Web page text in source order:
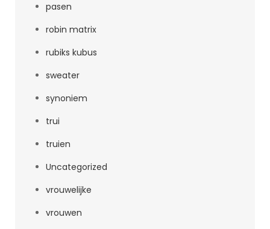
pasen
robin matrix
rubiks kubus
sweater
synoniem
trui
truien
Uncategorized
vrouwelijke
vrouwen